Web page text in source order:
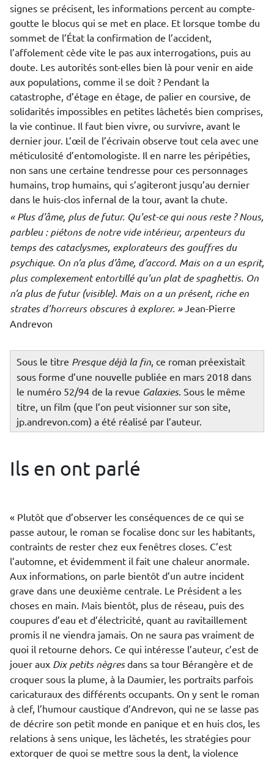
signes se précisent, les informations percent au compte-
goutte le blocus qui se met en place. Et lorsque tombe du
sommet de l’État la confirmation de l’accident,
l’affolement cède vite le pas aux interrogations, puis au
doute. Les autorités sont-elles bien là pour venir en aide
aux populations, comme il se doit ? Pendant la
catastrophe, d’étage en étage, de palier en coursive, de
solidarités impossibles en petites lâchetés bien comprises,
la vie continue. Il faut bien vivre, ou survivre, avant le
dernier jour. L’œil de l’écrivain observe tout cela avec une
méticulosité d’entomologiste. Il en narre les péripéties,
non sans une certaine tendresse pour ces personnages
humains, trop humains, qui s’agiteront jusqu’au dernier
dans le huis-clos infernal de la tour, avant la chute.
« Plus d’âme, plus de futur. Qu’est-ce qui nous reste ? Nous,
parbleu : piétons de notre vide intérieur, arpenteurs du
temps des cataclysmes, explorateurs des gouffres du
psychique. On n’a plus d’âme, d’accord. Mais on a un esprit,
plus complexement entortillé qu’un plat de spaghettis. On
n’a plus de futur (visible). Mais on a un présent, riche en
strates d’horreurs obscures à explorer. »Jean-Pierre
Andrevon
Sous le titre Presque déjà la fin, ce roman préexistait
sous forme d’une nouvelle publiée en mars 2018 dans
le numéro 52/94 de la revue Galaxies. Sous le même
titre, un film (que l’on peut visionner sur son site,
jp.andrevon.com) a été réalisé par l’auteur.
Ils en ont parlé
« Plutôt que d’observer les conséquences de ce qui se
passe autour, le roman se focalise donc sur les habitants,
contraints de rester chez eux fenêtres closes. C’est
l’automne, et évidemment il fait une chaleur anormale.
Aux informations, on parle bientôt d’un autre incident
grave dans une deuxième centrale. Le Président a les
choses en main. Mais bientôt, plus de réseau, puis des
coupures d’eau et d’électricité, quant au ravitaillement
promis il ne viendra jamais. On ne saura pas vraiment de
quoi il retourne dehors. Ce qui intéresse l’auteur, c’est de
jouer aux Dix petits nègresdans sa tour Bérangère et de
croquer sous la plume, à la Daumier, les portraits parfois
caricaturaux des différents occupants. On y sent le roman
à clef, l’humour caustique d’Andrevon, qui ne se lasse pas
de décrire son petit monde en panique et en huis clos, les
relations à sens unique, les lâchetés, les stratégies pour
extorquer de quoi se mettre sous la dent, la violence